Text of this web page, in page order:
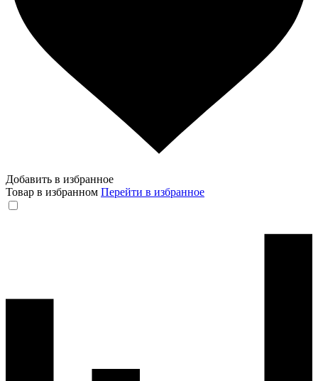
Добавить в избранное
Товар в избранном Перейти в избранное